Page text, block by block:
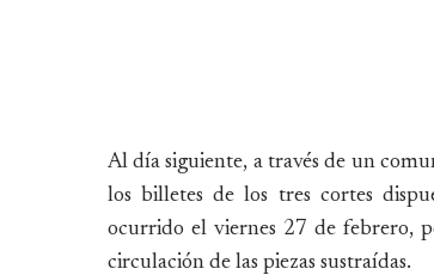
Al día siguiente, a través de un
los billetes de los tres cortes
ocurrido el viernes 27 de febrero,
circulación de las piezas sustraídas.